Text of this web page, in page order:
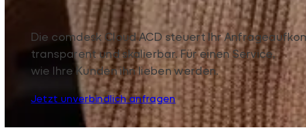
Die comdesk Cloud ACD steuert Ihr
transparent und skalierbar. Für einen Service,
wie Ihre Kunden ihn lieben werden.
Jetzt unverbindlich anfragen